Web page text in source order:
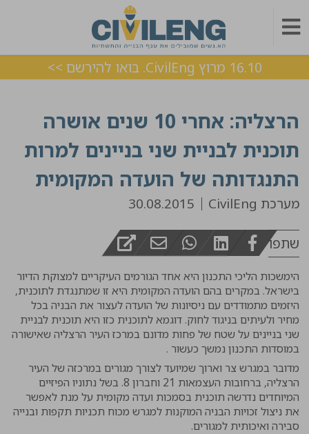
16.10 מרוץ CivilEng. בואו להירשם >>
הרצליה: אחרי 10 שנים אושרה
תוכנית לבניית שני בניינים למרות
התנגדותה של הועדה המקומית
מערכת CivilEng 30.08.2015
שתפו
הימשכות הליכי התכנון היא אחד הגורמים העיקריים למצוקת הדיור
בישראל. במקרים בהם הועדה המקומית היא זו שמתנגדת לתוכנית,
היזמים מתמודדים עם ניסיונות של הועדה לעצור את הבניה בכל
מחיר ולעיתים בניגוד לחוק. דוגמא לתוכנית כזו היא תוכנית לבניית
שני בניינים על שטח של פחות מדונם במרכז העיר הרצליה שאישורה
במוסדות התכנון נמשך כעשור .
מדובר במגרש צר וארוך שמיועד לצורך מגורים במרכזה של העיר
הרצליה, ברחובות העצמאות 21 וחברון 8. בשל נתוניו הפיזיים
המיוחדים נדרשה תוכנית בסמכות ועדה מקומית על מנת לאפשר
את ניצול זכויות הבניה המוקנות למגרש מכוח תכניות תקפות ובנייה
סבירה ואיכותית למגורים.